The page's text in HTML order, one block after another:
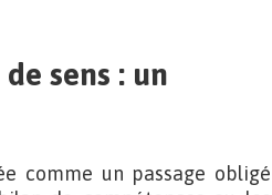
sens : un
comme un passage obligé